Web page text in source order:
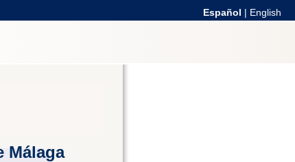
Español | English
Málaga